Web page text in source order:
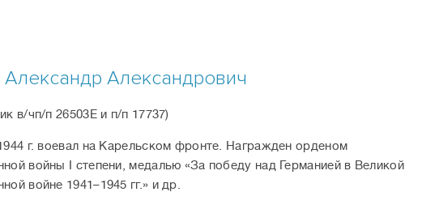
Александр Александрович
в/чп/п 26503Е и п/п 17737)
г. воевал на Карельском фронте. Награжден орденом
войны I степени, медалью «За победу над Германией в Великой
войне 1941–1945 гг.» и др.